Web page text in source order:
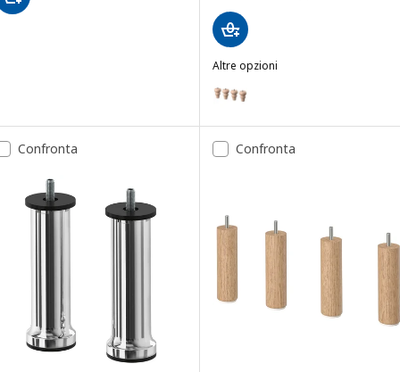
Altre opzioni
Opzione: VISKAFORS, Gambe
Confronta Confronta